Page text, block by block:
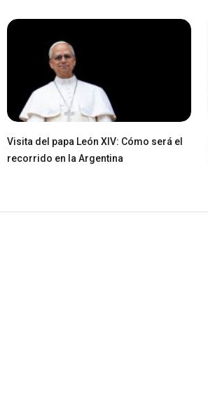
Visita del papa León XIV: Cómo será el
recorrido en la Argentina